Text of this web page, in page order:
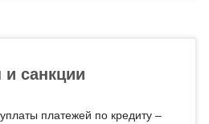
санкции
платежей по кредиту –